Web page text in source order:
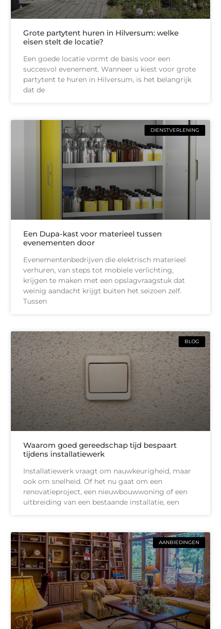
Grote partytent huren in Hilversum: welke
eisen stelt de locatie?
Een goede locatie vormt de basis voor een
succesvol evenement. Wanneer u kiest voor grote
partytent te huren in Hilversum, is het belangrijk
dat de
DIENSTVERLENING
Een Dupa-kast voor materieel tussen
evenementen door
Evenementenbedrijven die elektrisch materieel
verhuren, van steps tot mobiele verlichting,
krijgen te maken met een opslagvraagstuk dat
weinig aandacht krijgt buiten het seizoen zelf.
Tussen
BLOG
Waarom goed gereedschap tijd bespaart
tijdens installatiewerk
Installatiewerk vraagt om nauwkeurigheid, maar
ook om snelheid. Of het nu gaat om een
renovatieproject, een nieuwbouwwoning of een
uitbreiding van een bestaande installatie, een
AANBIEDINGEN